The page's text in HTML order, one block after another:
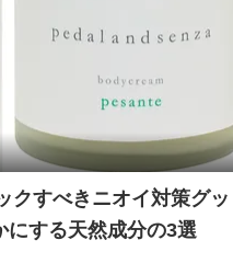
クすべきニオイ対策グッ
にする天然成分の3選